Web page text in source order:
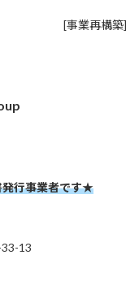
[事業再構築]
発行事業者です★
13